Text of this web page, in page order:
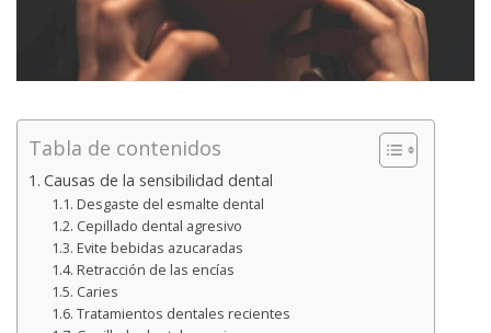
Tabla de contenidos
Causas de la sensibilidad dental
Desgaste del esmalte dental
Cepillado dental agresivo
Evite bebidas azucaradas
Retracción de las encías
Caries
Tratamientos dentales recientes